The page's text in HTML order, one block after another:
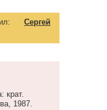
Сергей
крат.
1987.